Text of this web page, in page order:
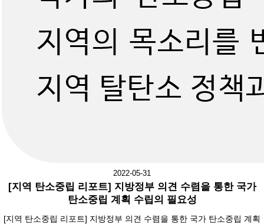
2022-05-31
[지역 탄소중립 리포트] 지방정부 의견 수렴을 통한 국가
탄소중립 계획 수립의 필요성
[지역 탄소중립 리포트] 지방정부 의견 수렴을 통한 국가 탄소중립 계획